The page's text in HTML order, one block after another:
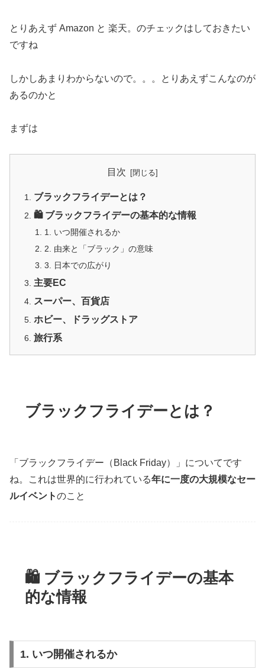
とりあえず Amazon と 楽天。のチェックはしておきたい
ですね
しかしあまりわからないので。。。とりあえずこんなのが
あるのかと
まずは
目次
ブラックフライデーとは？
🛍️ ブラックフライデーの基本的な情報
1. いつ開催されるか
2. 由来と「ブラック」の意味
3. 日本での広がり
主要EC
スーパー、百貨店
ホビー、ドラッグストア
旅行系
ブラックフライデーとは？
「ブラックフライデー（Black Friday）」についてです
ね。これは世界的に行われている年に一度の大規模なセー
ルイベントのこと
🛍️ ブラックフライデーの基本
的な情報
1. いつ開催されるか